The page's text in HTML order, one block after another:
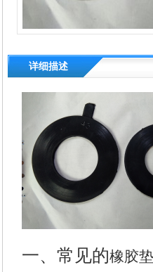
详细描述
一、常见的橡胶